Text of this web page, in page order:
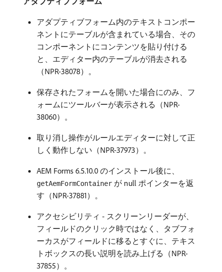
アダプティブフォーム内のテキストコンポー
ネントにテーブルが含まれている場合、その
コンポーネントにコンテンツを貼り付ける
と、エディター内のテーブルが消去される
（NPR-38078）。
保存されたフォームを開いた場合にのみ、フ
ォームにツールバーが表示される（NPR-
38060）。
取り消し操作がルールエディターに対して正
しく動作しない（NPR-37973）。
AEM Forms 6.5.10.0 のインストール後に、
getAemFormContainer が null ポインターを返
す（NPR-37881）。
アクセシビリティ - スクリーンリーダーが、
フィールドのクリック時ではなく、タブフォ
ーカスがフィールドに移るとすぐに、テキス
トボックスの長い説明を読み上げる（NPR-
37855）。